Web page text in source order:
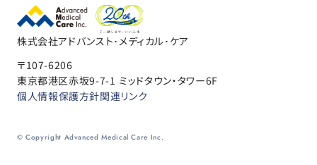
株式会社アドバンスト･メディカル･ケア
〒107-6206
東京都港区赤坂9-7-1 ミッドタウン・タワー6F
個人情報保護方針関連リンク
© Copyright Advanced Medical Care Inc.